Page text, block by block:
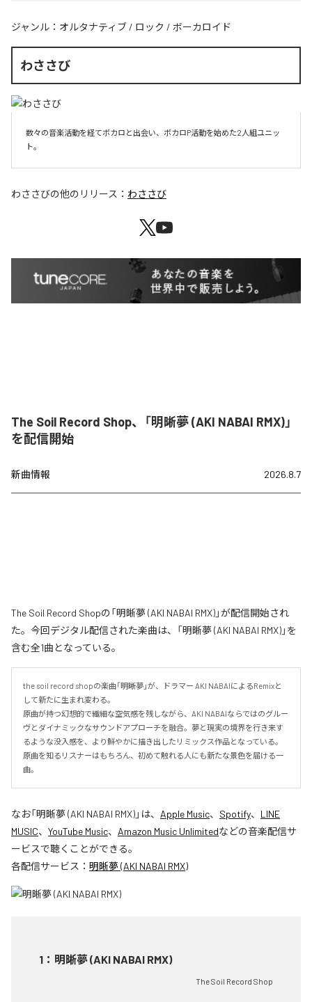
ジャンル： オルタナティブ / ロック / ボーカロイド
わささび
数々の音楽活動を経てボカロと出会い、ボカロP活動を始めた2人組ユニッ
ト。
わささびの他のリリース： わささび
The Soil Record Shop、「明晰夢 (AKI NABAI RMX)」
を配信開始
新曲情報 2026.8.7
The Soil Record Shopの「明晰夢 (AKI NABAI RMX)」が配信開始され
た。今回デジタル配信された楽曲は、「明晰夢 (AKI NABAI RMX)」を
含む全1曲となっている。
the soil record shopの楽曲「明晰夢」が、ドラマー AKI NABAIによるRemixと
して新たに生まれ変わる。
原曲が持つ幻想的で繊細な空気感を残しながら、AKI NABAIならではのグルー
ヴとダイナミックなサウンドアプローチを融合。夢と現実の境界を行き来す
るような没入感を、より鮮やかに描き出したリミックス作品となっている。
原曲を知るリスナーはもちろん、初めて触れる人にも新たな景色を届ける一
曲。
なお「明晰夢 (AKI NABAI RMX)」は、 Apple Music、 Spotify、 LINE
MUSIC、 YouTube Music、 Amazon Music Unlimitedなどの音楽配信サ
ービスで聴くことができる。
各配信サービス： 明晰夢 (AKI NABAI RMX)
1 ： 明晰夢 (AKI NABAI RMX)
The Soil Record Shop